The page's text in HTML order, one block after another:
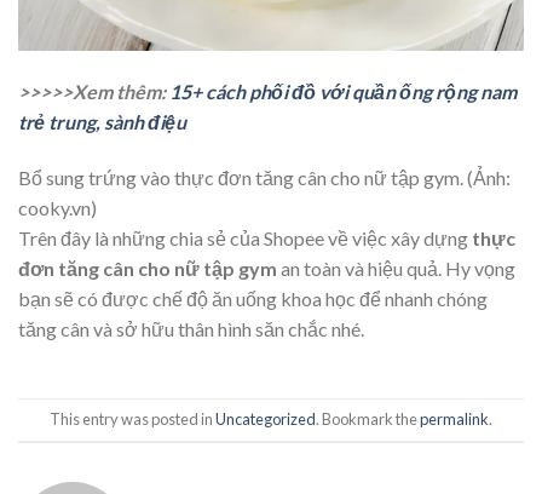
>>>>>Xem thêm: 15+ cách phối đồ với quần ống rộng nam
trẻ trung, sành điệu
Bổ sung trứng vào thực đơn tăng cân cho nữ tập gym. (Ảnh:
cooky.vn)
Trên đây là những chia sẻ của Shopee về việc xây dựng thực
đơn tăng cân cho nữ tập gym an toàn và hiệu quả. Hy vọng
bạn sẽ có được chế độ ăn uống khoa học để nhanh chóng
tăng cân và sở hữu thân hình săn chắc nhé.
This entry was posted inUncategorized. Bookmark thepermalink.